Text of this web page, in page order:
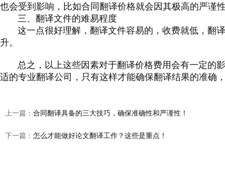
也会受到影响，比如合同翻译价格就会因其极高的严谨
三、翻译文件的难易程度
这一点很好理解，翻译文件容易的，收费就低，翻
升。
总之，以上这些因素对于翻译价格费用会有一定的
适的专业翻译公司 ，只有这样才能确保翻译结果的准确
上一篇： 合同翻译具备的三大技巧，确保准确性和严谨性！
下一篇： 怎么才能做好论文翻译工作？这些是重点！